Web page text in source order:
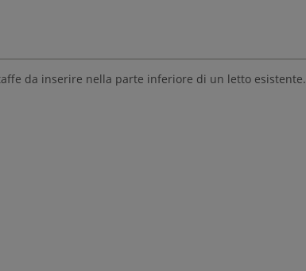
da inserire nella parte inferiore di un letto esistente.